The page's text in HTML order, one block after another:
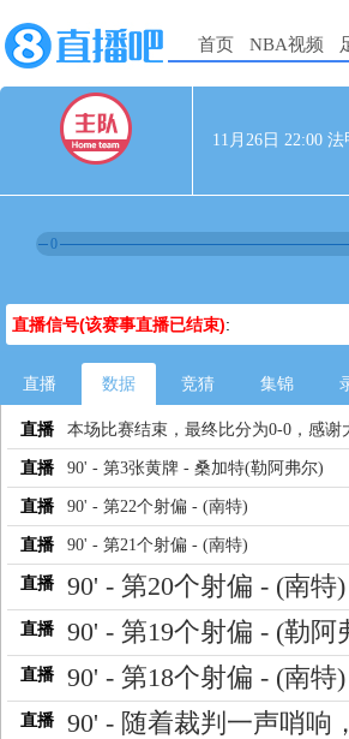
首页 NBA视频
11月26日 22:00
0
直播信号(该赛事直播已结束):
直播 数据 竞猜 集锦
直播 本场比赛结束，最终比分为0-0，感谢
直播 90' - 第3张黄牌 - 桑加特(勒阿弗尔)
直播 90' - 第22个射偏 - (南特)
直播 90' - 第21个射偏 - (南特)
直播 90' - 第20个射偏 - (南特)
直播 90' - 第19个射偏 - (勒阿
直播 90' - 第18个射偏 - (南特)
直播
90' - 随着裁判一声哨响